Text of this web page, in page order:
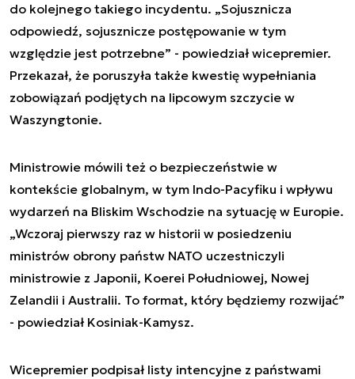
do kolejnego takiego incydentu. „Sojusznicza
odpowiedź, sojusznicze postępowanie w tym
względzie jest potrzebne” - powiedział wicepremier.
Przekazał, że poruszyła także kwestię wypełniania
zobowiązań podjętych na lipcowym szczycie w
Waszyngtonie.
Ministrowie mówili też o bezpieczeństwie w
kontekście globalnym, w tym Indo-Pacyfiku i wpływu
wydarzeń na Bliskim Wschodzie na sytuację w Europie.
„Wczoraj pierwszy raz w historii w posiedzeniu
ministrów obrony państw NATO uczestniczyli
ministrowie z Japonii, Koerei Południowej, Nowej
Zelandii i Australii. To format, który będziemy rozwijać”
- powiedział Kosiniak-Kamysz.
Wicepremier podpisał listy intencyjne z państwami